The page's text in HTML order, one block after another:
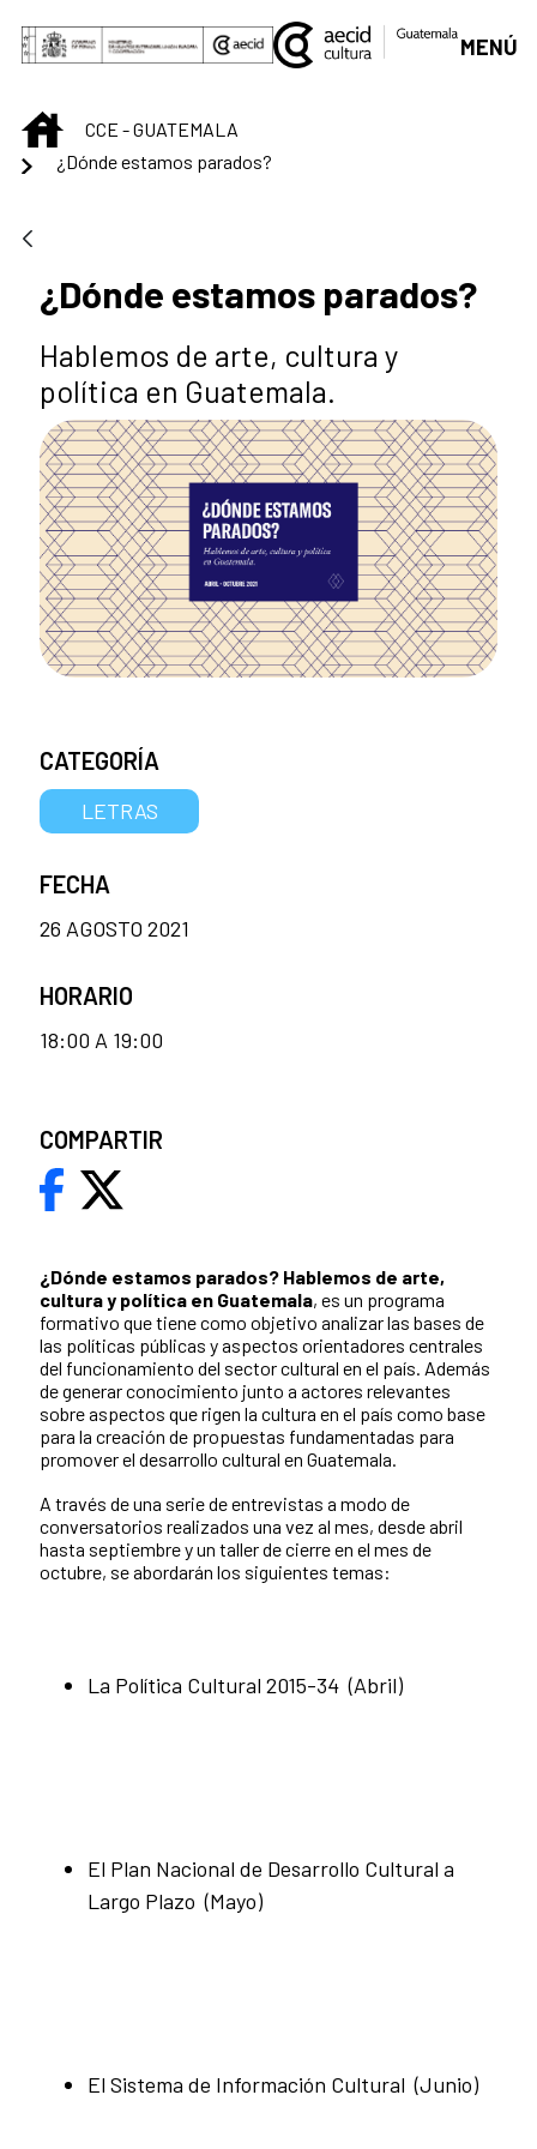
Saltar al contenido principal
MENÚ
INICIOCCE - GUATEMALA
¿Dónde estamos parados?
¿Dónde estamos parados?
Hablemos de arte, cultura y
política en Guatemala.
¿Dónde estamos parados? Hablemos de arte,
cultura y política en Guatemala, es un programa
formativo que tiene como objetivo analizar las bases de
las políticas públicas y aspectos orientadores centrales
del funcionamiento del sector cultural en el país. Además
de generar conocimiento junto a actores relevantes
sobre aspectos que rigen la cultura en el país como base
para la creación de propuestas fundamentadas para
promover el desarrollo cultural en Guatemala.
A través de una serie de entrevistas a modo de
conversatorios realizados una vez al mes, desde abril
hasta septiembre y un taller de cierre en el mes de
octubre, se abordarán los siguientes temas:
La Política Cultural 2015-34 (Abril)
El Plan Nacional de Desarrollo Cultural a
Largo Plazo (Mayo)
El Sistema de Información Cultural (Junio)
CATEGORÍA
LETRAS
FECHA
26 AGOSTO 2021
HORARIO
18:00 A 19:00
COMPARTIR